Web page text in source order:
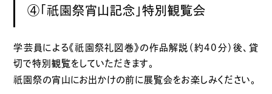
④「 祇園祭宵山記念」特別観覧会
学芸員による《祇園祭礼図巻》の作品解説（約40分）後、貸
切で特別観覧をしていただきます。
祇園祭の宵山にお出かけの前に展覧会をお楽しみください。